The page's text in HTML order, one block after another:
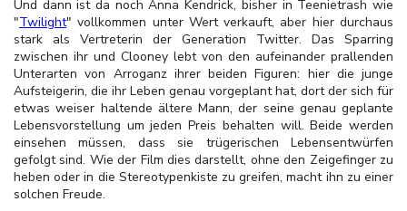
Und dann ist da noch Anna Kendrick, bisher in Teenietrash wie
"Twilight" vollkommen unter Wert verkauft, aber hier durchaus
stark als Vertreterin der Generation Twitter. Das Sparring
zwischen ihr und Clooney lebt von den aufeinander prallenden
Unterarten von Arroganz ihrer beiden Figuren: hier die junge
Aufsteigerin, die ihr Leben genau vorgeplant hat, dort der sich für
etwas weiser haltende ältere Mann, der seine genau geplante
Lebensvorstellung um jeden Preis behalten will. Beide werden
einsehen müssen, dass sie trügerischen Lebensentwürfen
gefolgt sind. Wie der Film dies darstellt, ohne den Zeigefinger zu
heben oder in die Stereotypenkiste zu greifen, macht ihn zu einer
solchen Freude.